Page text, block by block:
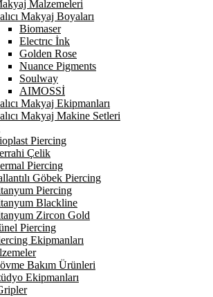
Malzemeleri
Makyaj Boyaları
Biomaser
Electrıc İnk
Golden Rose
Nuance Pigments
Soulway
AIMOSSİ
Makyaj Ekipmanları
Makyaj Makine Setleri
Piercing
Çelik
Piercing
Göbek Piercing
Piercing
Blackline
Zircon Gold
Piercing
Ekipmanları
Bakım Ürünleri
Ekipmanları